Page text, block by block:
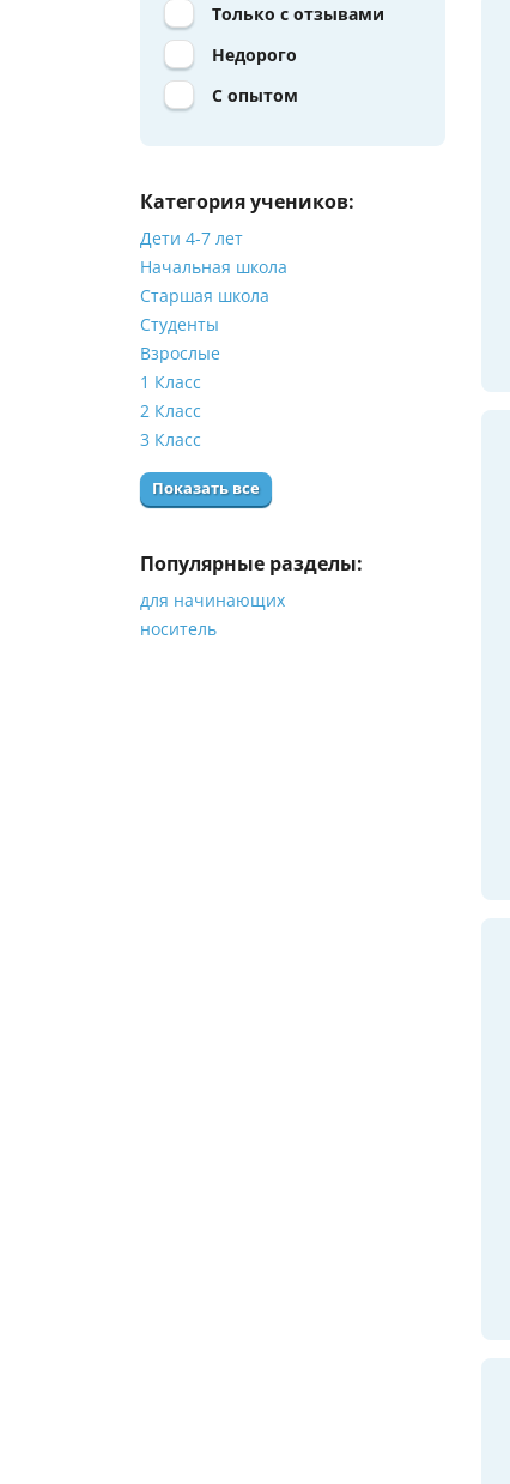
Только с отзывами
Недорого
С опытом
Категория учеников:
Дети 4-7 лет
Начальная школа
Старшая школа
Студенты
Взрослые
1 Класс
2 Класс
3 Класс
Показать все
Популярные разделы:
для начинающих
носитель